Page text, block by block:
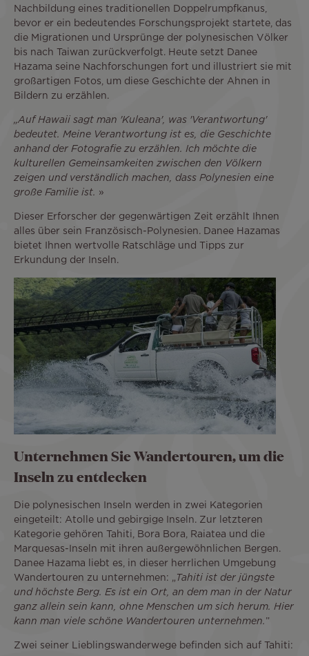
Nachbildung eines traditionellen Doppelrumpfkanus,
bevor er ein bedeutendes Forschungsprojekt startete, das
die Migrationen und Ursprünge der polynesischen Völker
bis nach Taiwan zurückverfolgt. Heute setzt Danee
Hazama seine Nachforschungen fort und illustriert sie mit
großartigen Fotos, um diese Geschichte der Ahnen in
Bildern zu erzählen.
„Auf Hawaii sagt man 'Kuleana', was 'Verantwortung'
bedeutet. Meine Verantwortung ist es, die Geschichte
anhand der Fotografie zu erzählen. Ich möchte die
kulturellen Gemeinsamkeiten zwischen den Völkern
zeigen und verständlich machen, dass Polynesien eine
große Familie ist. »
Dieser Erforscher der gegenwärtigen Zeit erzählt Ihnen
alles über sein Französisch-Polynesien. Danee Hazamas
bietet Ihnen wertvolle Ratschläge und Tipps zur
Erkundung der Inseln.
Unternehmen Sie Wandertouren, um die
Inseln zu entdecken
Die polynesischen Inseln werden in zwei Kategorien
eingeteilt: Atolle und gebirgige Inseln. Zur letzteren
Kategorie gehören Tahiti, Bora Bora, Raiatea und die
Marquesas-Inseln mit ihren außergewöhnlichen Bergen.
Danee Hazama liebt es, in dieser herrlichen Umgebung
Wandertouren zu unternehmen: „ Tahiti ist der jüngste
und höchste Berg. Es ist ein Ort, an dem man in der Natur
ganz allein sein kann, ohne Menschen um sich herum. Hier
kann man viele schöne Wandertouren unternehmen. ”
Zwei seiner Lieblingswanderwege befinden sich auf Tahiti: